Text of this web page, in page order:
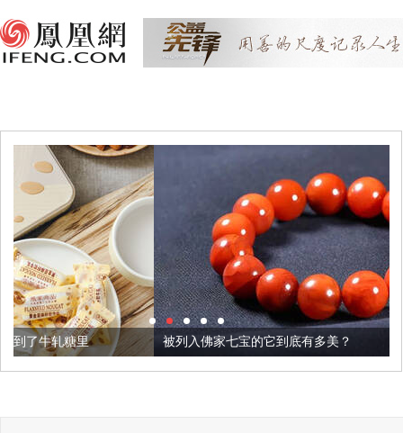
被列入佛家七宝的它到底有多美？